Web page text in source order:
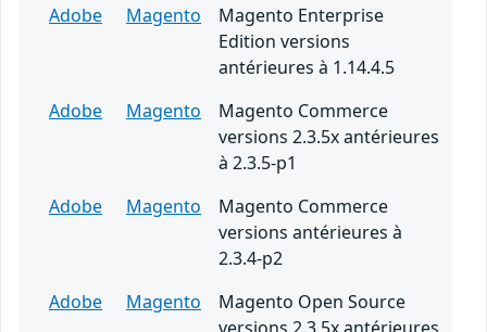
Adobe Magento
Magento Enterprise
Edition versions
antérieures à 1.14.4.5
Adobe
Magento
Magento Commerce
versions 2.3.5x antérieures
à 2.3.5-p1
Adobe
Magento
Magento Commerce
versions antérieures à
2.3.4-p2
Adobe
Magento
Magento Open Source